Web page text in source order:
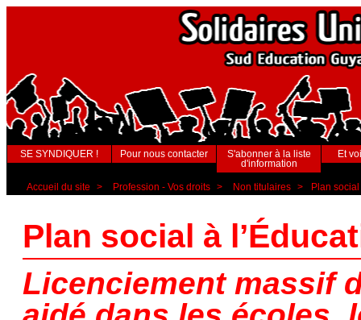
SE SYNDIQUER ! Pour nous contacter
S'abonner à la liste
d'information
Et
Accueil du site > Profession - Vos droits > Non titulaires > Plan
Plan social à
Licenciement massif